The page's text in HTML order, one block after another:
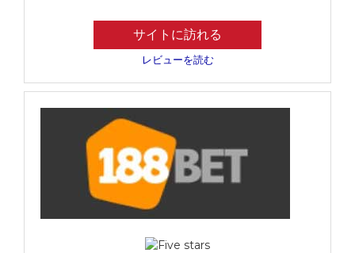
サイトに訪れる
レビューを読む